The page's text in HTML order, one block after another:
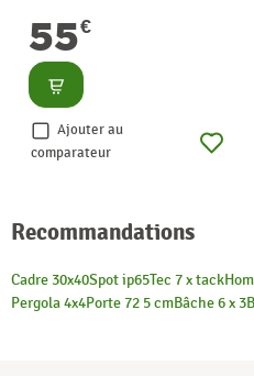
55€
Consulter
Ajouter au
comparateur
Recommandations
Cadre 30x40Spot ip65Tec 7 x tack
Pergola 4x4Porte 72 5 cmBâche 6 x 3